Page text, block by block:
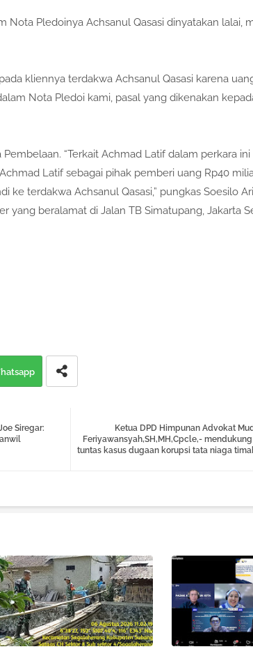
Nota Pledoinya Achsanul Qasasi dinyatakan lalai,
kliennya terdakwa Achsanul Qasasi karena
Nota Pledoi kami, pasal yang dikenakan
“Terkait Achmad Latif dalam perkara
Latif sebagai pihak pemberi uang Rp40
ke terdakwa Achsanul Qasasi,” pungkas Soesilo
yang beralamat di Jalan TB Simatupang, Jakarta
Ketua DPD Himpunan Advokat
Feriyawansyah,SH,MH,Cpcle,-
tuntas kasus dugaan korupsi tata niaga
Siregar: